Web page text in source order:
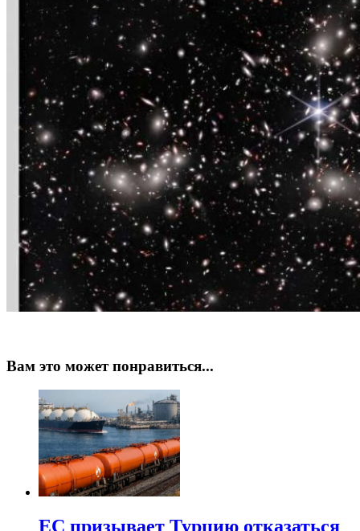
Вам это может понравиться...
ЕС призывает Турцию отказаться